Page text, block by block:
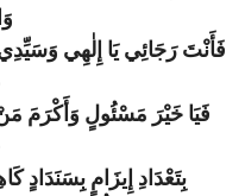
فَأَنْتَ رَجَائِي يَا إِلٰهِي
فَيَا خَيْرَ مَسْئُولٍ وَأَكْرَمَ
بِتَعْدَادِ إِيزَامٍ بِسَنَدَادٍ